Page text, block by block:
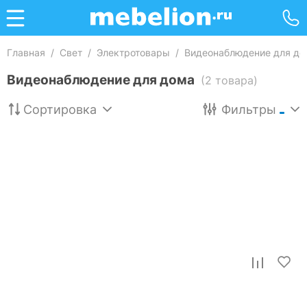
Главная / Свет / Электротовары / Видеонаблюдение для
Видеонаблюдение для дома (2 товара)
Сортировка Фильтры